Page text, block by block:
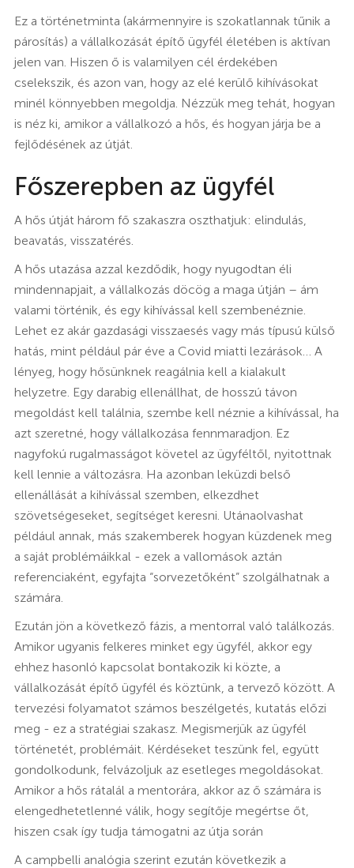
Ez a történetminta (akármennyire is szokatlannak tűnik a
párosítás) a vállalkozását építő ügyfél életében is aktívan
jelen van. Hiszen ő is valamilyen cél érdekében
cselekszik, és azon van, hogy az elé kerülő kihívásokat
minél könnyebben megoldja. Nézzük meg tehát, hogyan
is néz ki, amikor a vállalkozó a hős, és hogyan járja be a
fejlődésének az útját.
Főszerepben az ügyfél
A hős útját három fő szakaszra oszthatjuk: elindulás,
beavatás, visszatérés.
A hős utazása azzal kezdődik, hogy nyugodtan éli
mindennapjait, a vállalkozás döcög a maga útján – ám
valami történik, és egy kihívással kell szembenéznie.
Lehet ez akár gazdasági visszaesés vagy más típusú külső
hatás, mint például pár éve a Covid miatti lezárások… A
lényeg, hogy hősünknek reagálnia kell a kialakult
helyzetre. Egy darabig ellenállhat, de hosszú távon
megoldást kell találnia, szembe kell néznie a kihívással, ha
azt szeretné, hogy vállalkozása fennmaradjon. Ez
nagyfokú rugalmasságot követel az ügyféltől, nyitottnak
kell lennie a változásra. Ha azonban leküzdi belső
ellenállását a kihívással szemben, elkezdhet
szövetségeseket, segítséget keresni. Utánaolvashat
például annak, más szakemberek hogyan küzdenek meg
a saját problémáikkal - ezek a vallomások aztán
referenciaként, egyfajta “sorvezetőként” szolgálhatnak a
számára.
Ezután jön a következő fázis, a mentorral való találkozás.
Amikor ugyanis felkeres minket egy ügyfél, akkor egy
ehhez hasonló kapcsolat bontakozik ki közte, a
vállalkozását építő ügyfél és köztünk, a tervező között. A
tervezési folyamatot számos beszélgetés, kutatás előzi
meg - ez a stratégiai szakasz. Megismerjük az ügyfél
történetét, problémáit. Kérdéseket teszünk fel, együtt
gondolkodunk, felvázoljuk az esetleges megoldásokat.
Amikor a hős rátalál a mentorára, akkor az ő számára is
elengedhetetlenné válik, hogy segítője megértse őt,
hiszen csak így tudja támogatni az útja során
A campbelli analógia szerint ezután következik a